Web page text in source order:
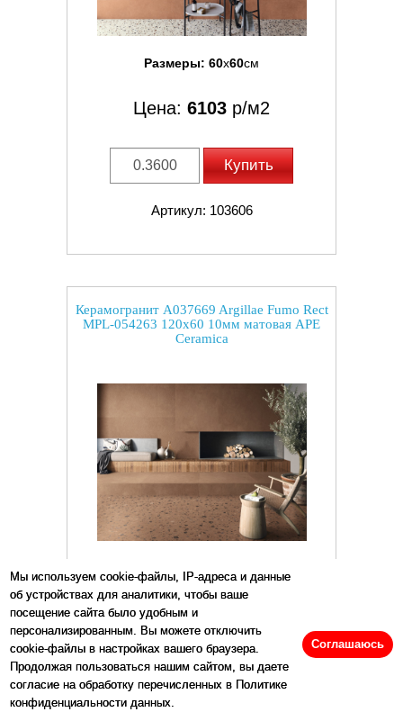
Мы используем cookie-файлы, IP-адреса и данные
об устройствах для аналитики, чтобы ваше
посещение сайта было удобным и
персонализированным. Вы можете отключить
cookie-файлы в настройках вашего браузера.
Продолжая пользоваться нашим сайтом, вы даете
согласие на обработку перечисленных в Политике
конфиденциальности данных.
Соглашаюсь
Размеры: 60x60см
Цена: 6103 р/м2
Купить
Артикул: 103606
Керамогранит A037669 Argillae Fumo Rect
MPL-054263 120x60 10мм матовая APE
Ceramica
Цена:6605
Купить